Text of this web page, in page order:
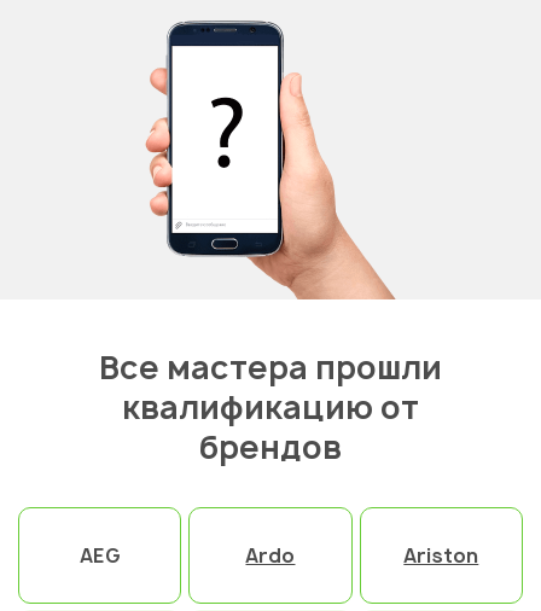
Все мастера прошли
квалификацию от
брендов
AEG Ardo Ariston